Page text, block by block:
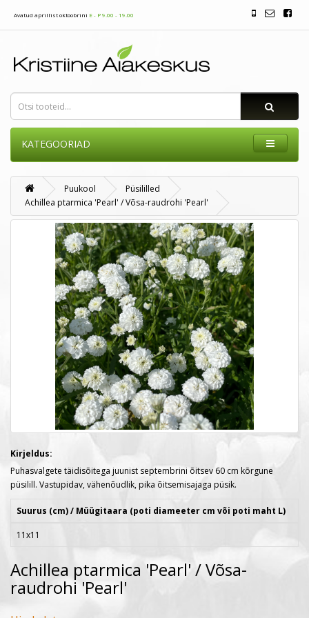
Avatud aprillist oktoobrini E - P 9.00 - 19.00
KATEGOORIAD
Puukool
Püsililled
Achillea ptarmica 'Pearl' / Võsa-raudrohi 'Pearl'
Kirjeldus:
Puhasvalgete täidisõitega juunist septembrini õitsev 60 cm kõrgune
püsilill. Vastupidav, vähenõudlik, pika õitsemisajaga püsik.
Suurus (cm) / Müügitaara (poti diameeter cm või poti maht L)
11x11
Achillea ptarmica 'Pearl' / Võsa-
raudrohi 'Pearl'